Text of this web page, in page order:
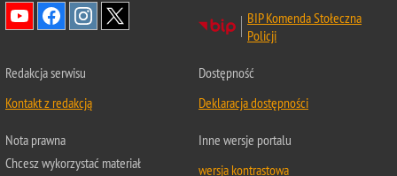
BIP Komenda Stołeczna
Policji
Redakcja serwisu
Kontakt z redakcją
Dostępność
Deklaracja dostępności
Nota prawna
Chcesz wykorzystać materiał
Inne wersje portalu
wersja kontrastowa